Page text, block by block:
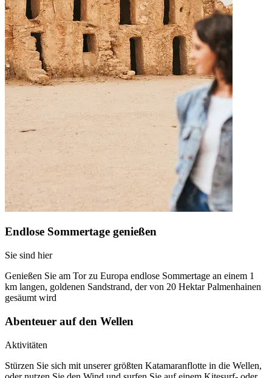
Endlose Sommertage genießen
Sie sind hier
Genießen Sie am Tor zu Europa endlose Sommertage an einem 1
km langen, goldenen Sandstrand, der von 20 Hektar Palmenhainen
gesäumt wird
Abenteuer auf den Wellen
Aktivitäten
Stürzen Sie sich mit unserer größten Katamaranflotte in die Wellen,